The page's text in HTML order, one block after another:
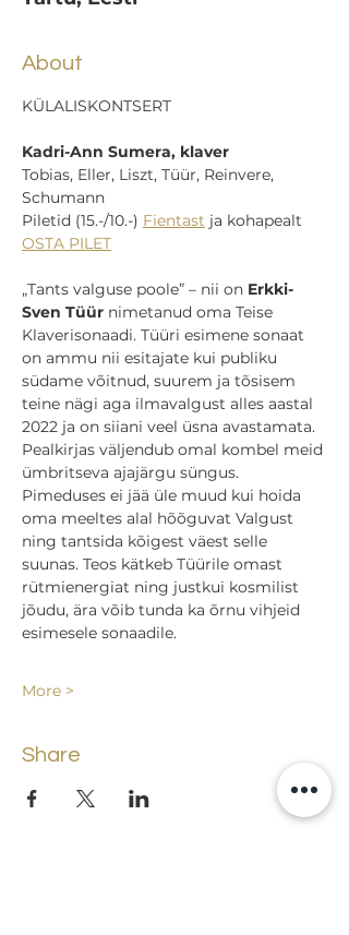
About
KÜLALISKONTSERT
Kadri-Ann Sumera, klaver
Tobias, Eller, Liszt, Tüür, Reinvere,
Schumann
Piletid (15.-/10.-) Fientast ja kohapealt
OSTA PILET
„Tants valguse poole” – nii on Erkki-
Sven Tüür nimetanud oma Teise
Klaverisonaadi. Tüüri esimene sonaat
on ammu nii esitajate kui publiku
südame võitnud, suurem ja tõsisem
teine nägi aga ilmavalgust alles aastal
2022 ja on siiani veel üsna avastamata.
Pealkirjas väljendub omal kombel meid
ümbritseva ajajärgu süngus.
Pimeduses ei jää üle muud kui hoida
oma meeltes alal hõõguvat Valgust
ning tantsida kõigest väest selle
suunas. Teos kätkeb Tüürile omast
rütmienergiat ning justkui kosmilist
jõudu, ära võib tunda ka õrnu vihjeid
esimesele sonaadile.
More >
Share